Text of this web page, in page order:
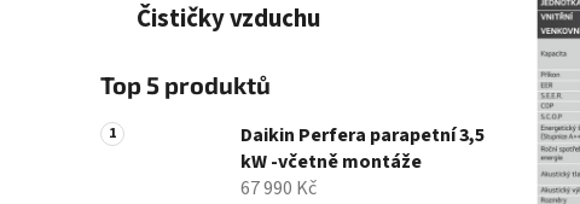
Čističky vzduchu
Top 5 produktů
Daikin Perfera parapetní 3,5
kW -včetně montáže
67 990 Kč